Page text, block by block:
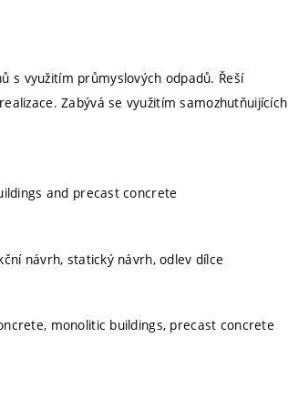
s využitím průmyslových odpadů. Řeší
Zabývá se využitím samozhutňuijících
and precast concrete
návrh, statický návrh, odlev dílce
monolitic buildings, precast concrete